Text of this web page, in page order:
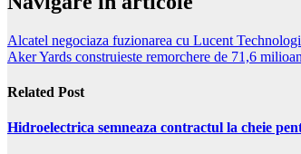
Alcatel negociaza fuzionarea cu Lucent
Aker Yards construieste remorchere de 71,6
Related Post
Hidroelectrica semneaza contractul la cheie